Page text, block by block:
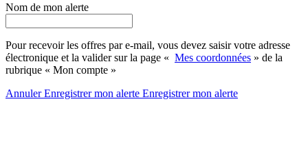
Nom de mon alerte
Pour recevoir les offres par e-mail, vous devez saisir votre adresse
électronique et la valider sur la page « Mes coordonnées » de la
rubrique « Mon compte »
AnnulerEnregistrer mon alerte Enregistrermon alerte